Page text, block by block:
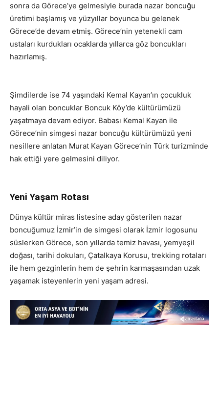
sonra da Görece’ye gelmesiyle burada nazar boncuğu
üretimi başlamış ve yüzyıllar boyunca bu gelenek
Görece’de devam etmiş. Görece’nin yetenekli cam
ustaları kurdukları ocaklarda yıllarca göz boncukları
hazırlamış.
Şimdilerde ise 74 yaşındaki Kemal Kayan’ın çocukluk
hayali olan boncuklar Boncuk Köy’de kültürümüzü
yaşatmaya devam ediyor. Babası Kemal Kayan ile
Görece’nin simgesi nazar boncuğu kültürümüzü yeni
nesillere anlatan Murat Kayan Görece’nin Türk turizminde
hak ettiği yere gelmesini diliyor.
Yeni Yaşam Rotası
Dünya kültür miras listesine aday gösterilen nazar
boncuğumuz İzmir’in de simgesi olarak İzmir logosunu
süslerken Görece, son yıllarda temiz havası, yemyeşil
doğası, tarihi dokuları, Çatalkaya Korusu, trekking rotaları
ile hem gezginlerin hem de şehrin karmaşasından uzak
yaşamak isteyenlerin yeni yaşam adresi.